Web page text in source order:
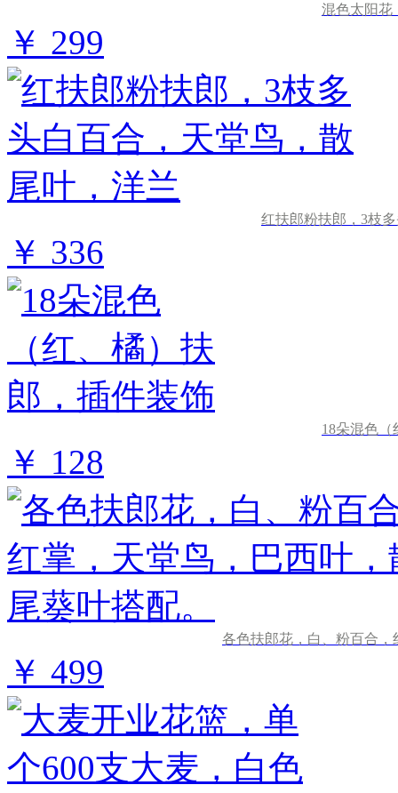
混色太阳花
￥ 299
红扶郎粉扶郎，3枝
￥ 336
18朵混色
￥ 128
各色扶郎花，白、粉百合
￥ 499